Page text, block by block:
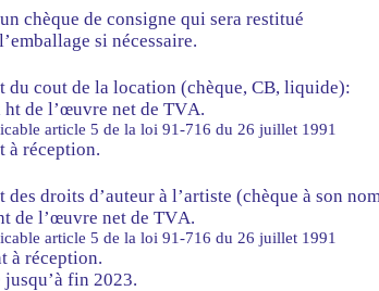
chèque de consigne qui sera restitué
si nécessaire.
du cout de la location (chèque, CB, liquide):
de l’œuvre net de TVA.
article 5 de la loi 91-716 du 26 juillet 1991
à réception.
des droits d’auteur à l’artiste (chèque à son
de l’œuvre net de TVA.
article 5 de la loi 91-716 du 26 juillet 1991
à réception.
fin 2023.